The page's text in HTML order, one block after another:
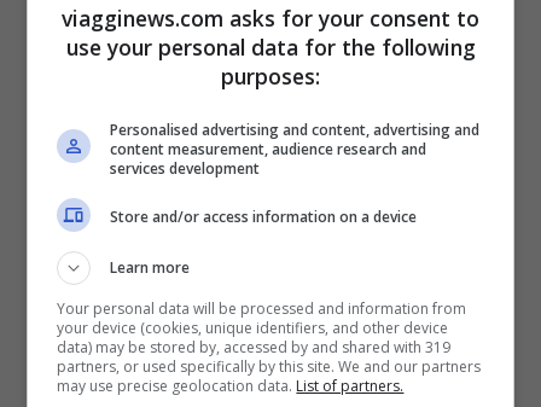
Nuotare con i delfini in Italia?
Solo negli acquari
Per nuotare con i delfini inItaliapurtroppo
sappiate che è possibile, ma solo nei
implica trovarsi davanti ad animali in
cattività e l’esperienza assume tutto un
altro sapore.
viagginews.com asks for your consent to
use your personal data for the following
purposes:
Personalised advertising and content, advertising and
content measurement, audience research and
services development
Store and/or access information on a device
Learn more
Your personal data will be processed and information from
your device (cookies, unique identifiers, and other device
data) may be stored by, accessed by and shared with 319
partners, or used specifically by this site. We and our partners
may use precise geolocation data. List of partners.